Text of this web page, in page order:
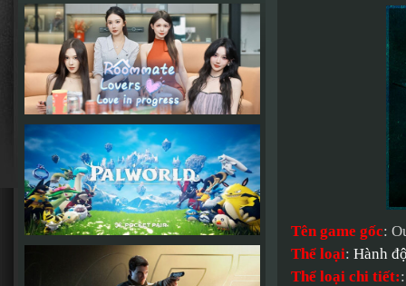
Tên game gốc:
Thể loại: Hành
Thể loại chi tiết: